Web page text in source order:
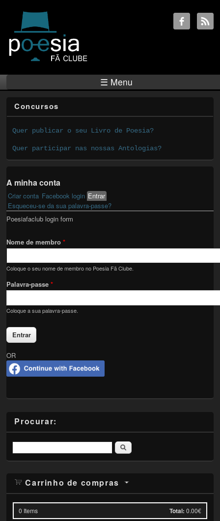
☰ Menu
Concursos
Quer publicar o seu Livro de Poesia?
Quer participar nas nossas Antologias?
A minha conta
Primary tabs
Criar conta Facebook login Entrar(active tab)
Esqueceu-se da sua palavra-passe?
Poesiafaclub login form
Nome de membro*
Coloque o seu nome de membro no Poesia Fã Clube.
Palavra-passe*
Coloque a sua palavra-passe.
OR
Procurar:
Pesquisar
Carrinho de compras
0 Items Total: 0.00€